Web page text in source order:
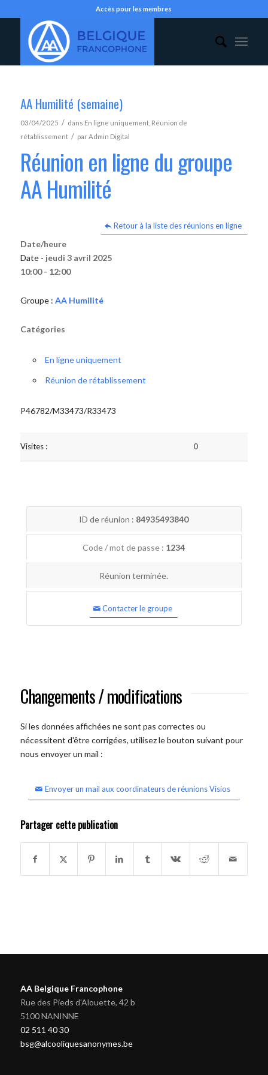
Accès pour les membres
AA Humilité (semaine)
03/04/2025 / dans En ligne uniquement, Réunion de
rétablissement / parAdmin Digital
Réunion en ligne du groupe
AA Humilité
Retour à la liste des réunions en ligne
Date/heure
Date - jeudi 3 avril 2025
10:00 - 12:00
Groupe : AA Humilité
Catégories
En ligne uniquement
Réunion de rétablissement
P46782/M33473/R33473
Visites : 0
ID de réunion : 84935493840
Code / mot de passe : 1234
Réunion terminée.
Contacter le groupe
Changements / modifications
Si les données affichées ne sont pas correctes ou
nécessitent d'être corrigées, utilisez le bouton suivant pour
nous envoyer un mail :
Envoyer un mail aux coordinateurs de réunions Visios
Partager cette publication
AA Belgique Francophone
Rue des Pieds d'Alouette, 42 b
5100 NANINNE
02 511 40 30
bsg@alcooliquesanonymes.be